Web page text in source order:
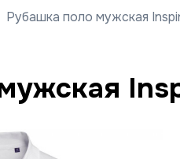
Рубашка поло мужская